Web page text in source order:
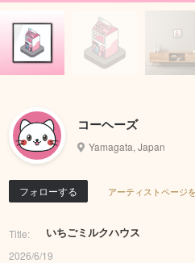
コーヘーズ
Yamagata, Japan
フォローする アーティストページ
Title: いちごミルクハウス
2026/6/19